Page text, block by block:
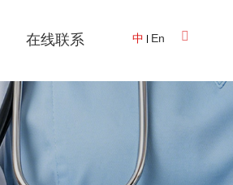
在线联系 中 En